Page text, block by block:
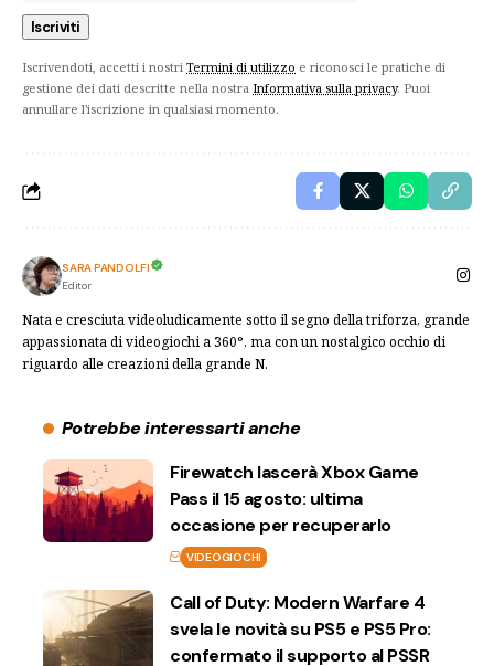
Iscrivendoti, accetti i nostri Termini di utilizzo e riconosci le pratiche di
gestione dei dati descritte nella nostra Informativa sulla privacy. Puoi
annullare l'iscrizione in qualsiasi momento.
SARA PANDOLFI
Editor
Nata e cresciuta videoludicamente sotto il segno della triforza, grande
appassionata di videogiochi a 360°, ma con un nostalgico occhio di
riguardo alle creazioni della grande N.
Potrebbe interessarti anche
Firewatch lascerà Xbox Game
Pass il 15 agosto: ultima
occasione per recuperarlo
VIDEOGIOCHI
Call of Duty: Modern Warfare 4
svela le novità su PS5 e PS5 Pro:
confermato il supporto al PSSR